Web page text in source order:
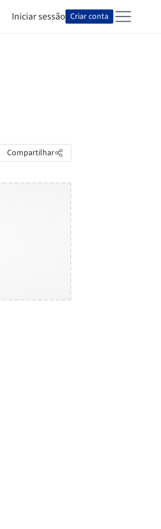
Iniciar sessão Criar conta
Compartilhar